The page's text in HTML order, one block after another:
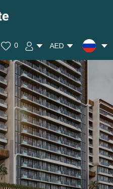
0 AED